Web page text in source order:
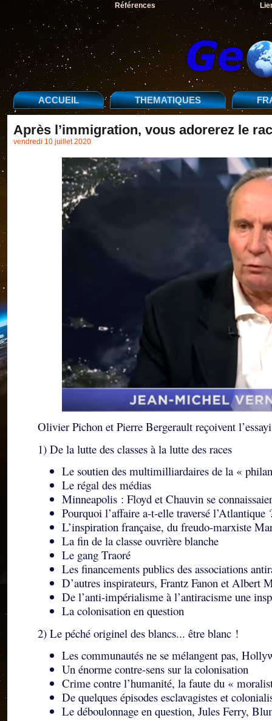
Références
ACCUEIL THEMATIQUES
Après l’immigration, vous adorerez le
vendredi 10 juillet 2020
Olivier Pichon et Pierre Bergerault reçoivent
1) De la lutte des classes à la lutte des races
Le soutien des multimilliardaires de la «
Le régal des médias
Minneapolis : Floyd et Chauvin se
Pourquoi l’affaire a-t-elle traversé l’Atlantique
L’inspiration française, du freudo-marxiste
La fin de la classe ouvrière blanche
Le gang Traoré
Les financements publics des associations
D’autres inspirateurs, Frantz Fanon et Albert
De l’anti-impérialisme à l’antiracisme une
La colonisation en question
2) Le péché originel des blancs... être blanc !
Les communautés ne se mélangent pas,
Un énorme contre-sens sur la colonisation
Crime contre l’humanité, la faute du «
De quelques épisodes esclavagistes et
Le déboulonnage en question, Jules Ferry,